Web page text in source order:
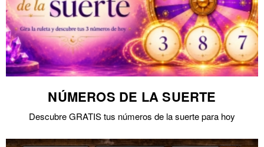
NÚMEROS DE LA SUERTE
Descubre GRATIS tus números de la suerte para hoy